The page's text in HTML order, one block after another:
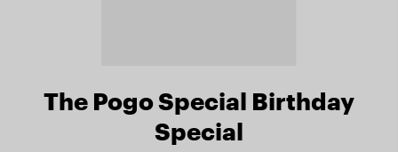
The Pogo Special Birthday
Special